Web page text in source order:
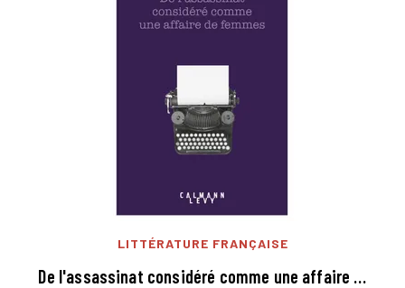
LITTÉRATURE FRANÇAISE
De l'assassinat considéré comme une affaire …